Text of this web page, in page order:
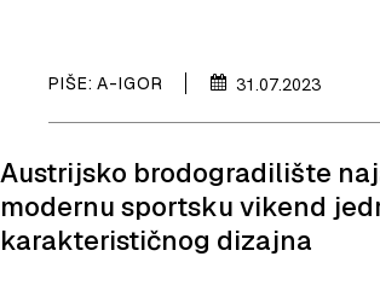
PIŠE: A-IGOR 31.07.2023
Austrijsko brodogradilište
modernu sportsku vikend
karakterističnog dizajna